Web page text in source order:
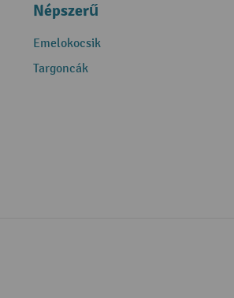
Népszerű
Emelokocsik
Targoncák